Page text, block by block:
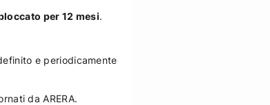
per 12 mesi.
e periodicamente
da ARERA.